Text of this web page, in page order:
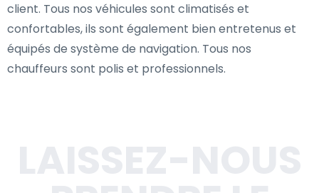
client. Tous nos véhicules sont climatisés et
confortables, ils sont également bien entretenus et
équipés de système de navigation. Tous nos
chauffeurs sont polis et professionnels.